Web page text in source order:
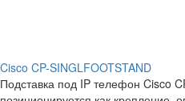
Cisco CP-SINGLFOOTSTAND
Подставка под IP телефон Cisco